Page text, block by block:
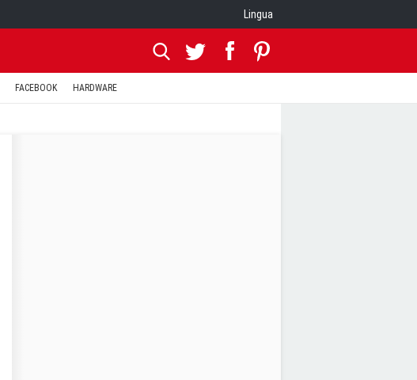
Lingua
FACEBOOK HARDWARE